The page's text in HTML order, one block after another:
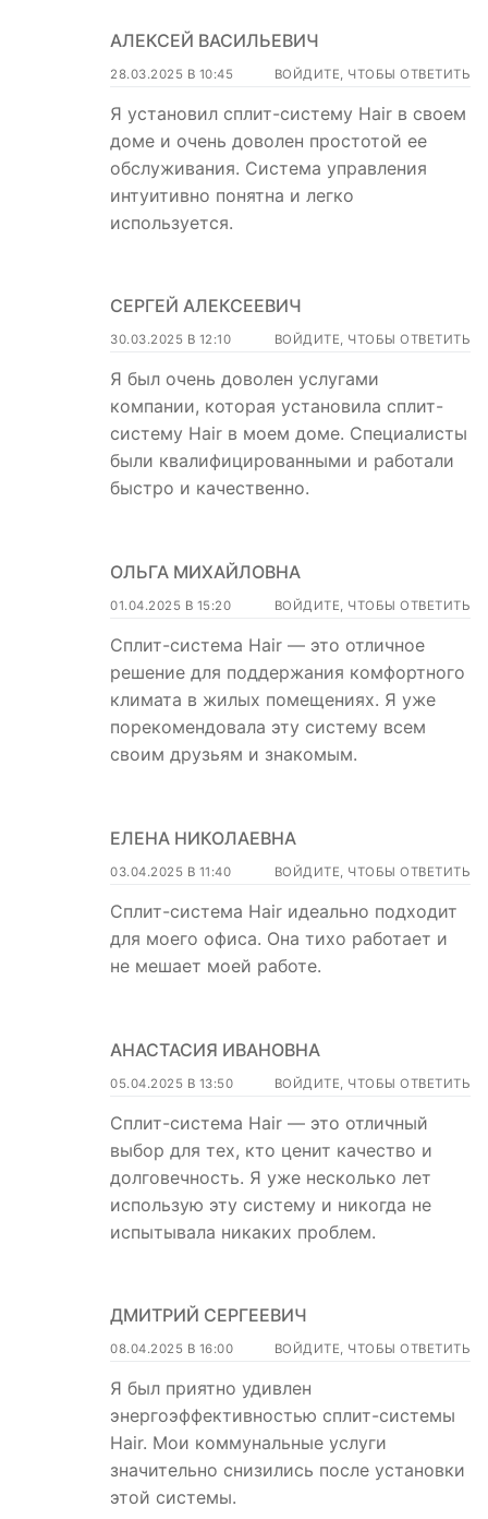
АЛЕКСЕЙ ВАСИЛЬЕВИЧ
28.03.2025 В 10:45 ВОЙДИТЕ, ЧТОБЫ ОТВЕТИТЬ
Я установил сплит-систему Hair в своем
доме и очень доволен простотой ее
обслуживания. Система управления
интуитивно понятна и легко
используется.
СЕРГЕЙ АЛЕКСЕЕВИЧ
30.03.2025 В 12:10 ВОЙДИТЕ, ЧТОБЫ ОТВЕТИТЬ
Я был очень доволен услугами
компании, которая установила сплит-
систему Hair в моем доме. Специалисты
были квалифицированными и работали
быстро и качественно.
ОЛЬГА МИХАЙЛОВНА
01.04.2025 В 15:20 ВОЙДИТЕ, ЧТОБЫ ОТВЕТИТЬ
Сплит-система Hair — это отличное
решение для поддержания комфортного
климата в жилых помещениях. Я уже
порекомендовала эту систему всем
своим друзьям и знакомым.
ЕЛЕНА НИКОЛАЕВНА
03.04.2025 В 11:40 ВОЙДИТЕ, ЧТОБЫ ОТВЕТИТЬ
Сплит-система Hair идеально подходит
для моего офиса. Она тихо работает и
не мешает моей работе.
АНАСТАСИЯ ИВАНОВНА
05.04.2025 В 13:50 ВОЙДИТЕ, ЧТОБЫ ОТВЕТИТЬ
Сплит-система Hair — это отличный
выбор для тех, кто ценит качество и
долговечность. Я уже несколько лет
использую эту систему и никогда не
испытывала никаких проблем.
ДМИТРИЙ СЕРГЕЕВИЧ
08.04.2025 В 16:00 ВОЙДИТЕ, ЧТОБЫ ОТВЕТИТЬ
Я был приятно удивлен
энергоэффективностью сплит-системы
Hair. Мои коммунальные услуги
значительно снизились после установки
этой системы.